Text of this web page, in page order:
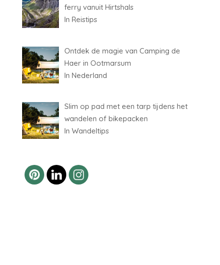
ferry vanuit Hirtshals
In Reistips
Ontdek de magie van Camping de
Haer in Ootmarsum
In Nederland
Slim op pad met een tarp tijdens het
wandelen of bikepacken
In Wandeltips